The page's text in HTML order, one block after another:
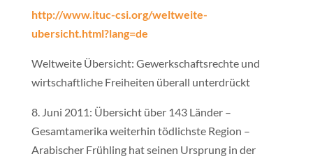
http://www.ituc-csi.org/weltweite-
ubersicht.html?lang=de
Weltweite Übersicht: Gewerkschaftsrechte und
wirtschaftliche Freiheiten überall unterdrückt
8. Juni 2011: Übersicht über 143 Länder –
Gesamtamerika weiterhin tödlichste Region –
Arabischer Frühling hat seinen Ursprung in der